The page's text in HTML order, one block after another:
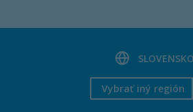
SLOVENSKO
Vybrať iný región